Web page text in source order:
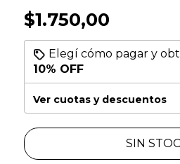
$1.750,00
Elegí cómo pagar y
10% OFF
Ver cuotas y descuentos
SIN